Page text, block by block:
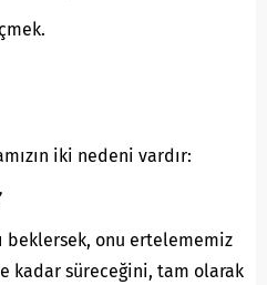
iki nedeni vardır:
beklersek, onu ertelememiz
kadar süreceğini, tam olarak